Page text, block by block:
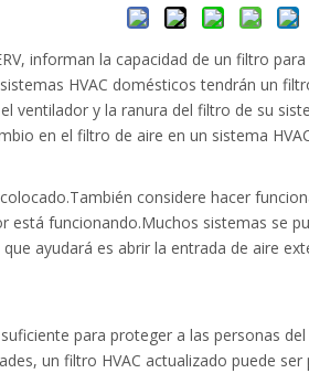
informan la capacidad de un filtro
HVAC domésticos tendrán un
ventilador y la ranura del filtro de su
en el filtro de aire en un sistema
considere hacer
está funcionando.Muchos sistemas se
ayudará es abrir la entrada de aire
para proteger a las personas
un filtro HVAC actualizado puede